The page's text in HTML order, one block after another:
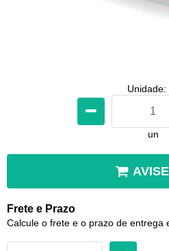
Unidade:
un
Frete e Prazo
Calcule o frete e o prazo de entrega